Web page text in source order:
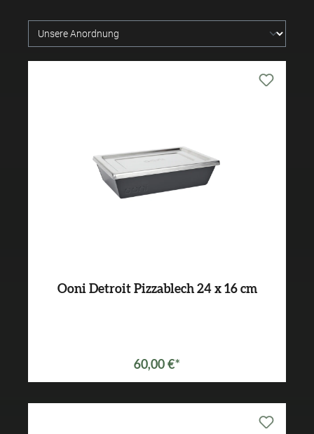
Ooni Detroit Pizzablech 24 x 16 cm
60,00 €*